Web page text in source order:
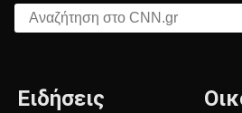
Αναζήτηση στο CNN.gr
Ειδήσεις